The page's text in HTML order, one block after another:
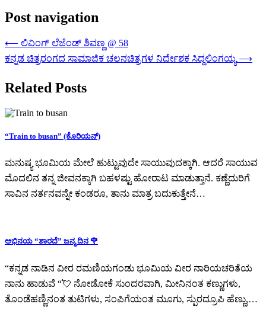
Post navigation
⟵ ಲಿವಿಂಗ್ ಲೆಜೆಂಡ್ ಶಿವಣ್ಣ @ 58
ಕನ್ನಡ ಚಿತ್ರರಂಗದ ಸಾಮಾಜಿಕ ಚಲನಚಿತ್ರಗಳ ನಿರ್ದೇಶಕ ಸಿದ್ದಲಿಂಗಯ್ಯ ⟶
Related Posts
“Train to busan” (ಕೊರಿಯನ್)
ಮನುಷ್ಯ ಭೂಮಿಯ ಮೇಲೆ ಹುಟ್ಟುವುದೇ ಸಾಯುವುದಕ್ಕಾಗಿ. ಆದರೆ ಸಾಯುವ
ಮೊದಲಿನ ತನ್ನ ಜೀವನಕ್ಕಾಗಿ ಬಹಳಷ್ಟು ಹೋರಾಟ ಮಾಡುತ್ತಾನೆ. ಕಣ್ಣೆದುರಿಗೆ
ಸಾವಿನ ನರ್ತನವನ್ನೇ ಕಂಡರೂ, ತಾನು ಮಾತ್ರ ಬದುಕುತ್ತೇನೆ…
ಅಭಿನಯ “ಶಾರದೆ” ಜನ್ಮ ದಿನ 🌹
“ಕನ್ನಡ ನಾಡಿನ ವೀರ ರಮಣಿಯಗಂಡು ಭೂಮಿಯ ವೀರ ನಾರಿಯಚರಿತೆಯ
ನಾನು ಹಾಡುವೆ “💘 ನೋಡೋಕೆ ಸುಂದರವಾಗಿ, ಮೀನಿನಂತ ಕಣ್ಣುಗಳು,
ತೊಂಡೆಹಣ್ಣಿನಂತ ತುಟಿಗಳು, ಸಂಪಿಗೆಯಂತ ಮೂಗು, ಸ್ಪುರದ್ರೂಪಿ ಹೆಣ್ಣು,…